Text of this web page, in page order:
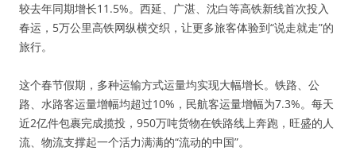
较去年同期增长11.5%。西延、广湛、沈白等高铁新线首次投入
春运，5万公里高铁网纵横交织，让更多旅客体验到“说走就走”的
旅行。
这个春节假期，多种运输方式运量均实现大幅增长。铁路、公
路、水路客运量增幅均超过10%，民航客运量增幅为7.3%。每天
近2亿件包裹完成揽投，950万吨货物在铁路线上奔跑，旺盛的人
流、物流支撑起一个活力满满的“流动的中国”。